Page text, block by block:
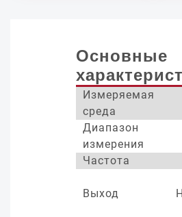
Основные
Измеряемая
среда
Диапазон
измерения
Частота
Выход